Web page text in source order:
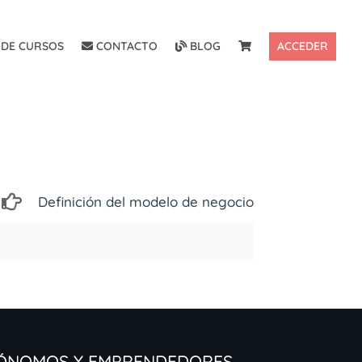
CURSOS CONTACTO BLOG ACCEDER
Definición del modelo de negocio